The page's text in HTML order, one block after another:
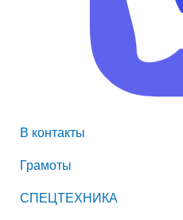
В контакты
Грамоты
СПЕЦТЕХНИКА